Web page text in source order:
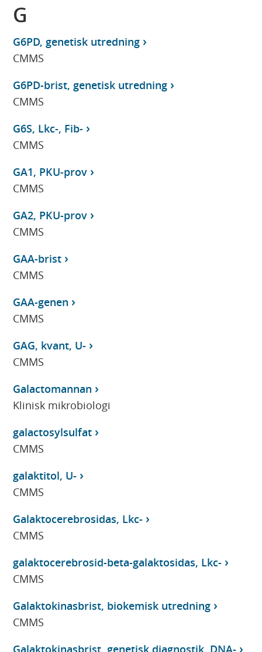
G
G6PD, genetisk utredning
CMMS
G6PD-brist, genetisk utredning
CMMS
G6S, Lkc-, Fib-
CMMS
GA1, PKU-prov
CMMS
GA2, PKU-prov
CMMS
GAA-brist
CMMS
GAA-genen
CMMS
GAG, kvant, U-
CMMS
Galactomannan
Klinisk mikrobiologi
galactosylsulfat
CMMS
galaktitol, U-
CMMS
Galaktocerebrosidas, Lkc-
CMMS
galaktocerebrosid-beta-galaktosidas, Lkc-
CMMS
Galaktokinasbrist, biokemisk utredning
CMMS
Galaktokinasbrist, genetisk diagnostik, DNA-